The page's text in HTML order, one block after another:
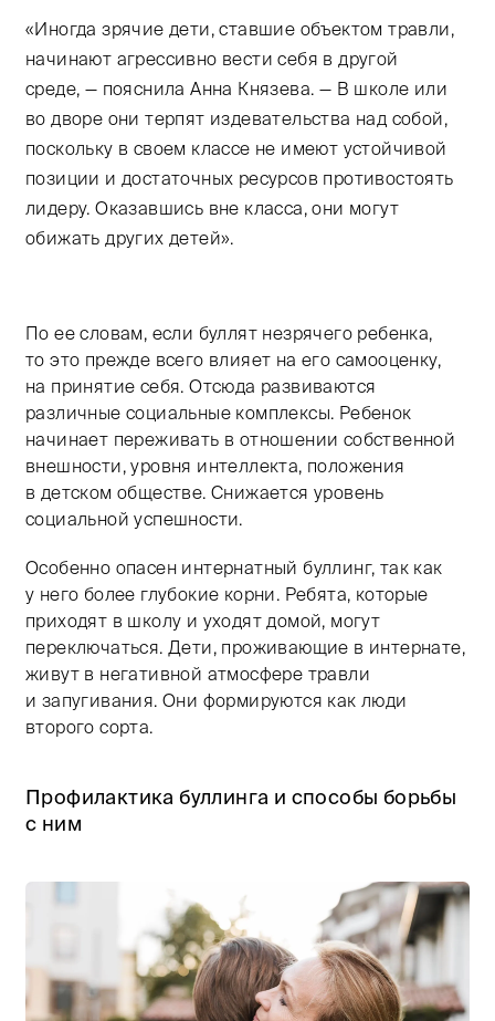
«Иногда зрячие дети, ставшие объектом травли,
начинают агрессивно вести себя в другой
среде, — пояснила Анна Князева. — В школе или
во дворе они терпят издевательства над собой,
поскольку в своем классе не имеют устойчивой
позиции и достаточных ресурсов противостоять
лидеру. Оказавшись вне класса, они могут
обижать других детей».
По ее словам, если буллят незрячего ребенка,
то это прежде всего влияет на его самооценку,
на принятие себя. Отсюда развиваются
различные социальные комплексы. Ребенок
начинает переживать в отношении собственной
внешности, уровня интеллекта, положения
в детском обществе. Снижается уровень
социальной успешности.
Особенно опасен интернатный буллинг, так как
у него более глубокие корни. Ребята, которые
приходят в школу и уходят домой, могут
переключаться. Дети, проживающие в интернате,
живут в негативной атмосфере травли
и запугивания. Они формируются как люди
второго сорта.
Профилактика буллинга и способы борьбы
с ним